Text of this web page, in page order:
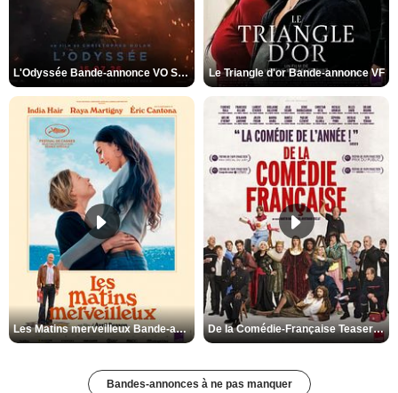
L'Odyssée Bande-annonce VO STFR Le Triangle d'or Bande-annonce VF
Les Matins merveilleux Bande-annonce VF De la Comédie-Française Teaser VF
Bandes-annonces à ne pas manquer